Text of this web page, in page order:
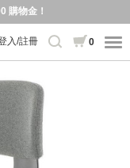
購物金！
入/註冊 0